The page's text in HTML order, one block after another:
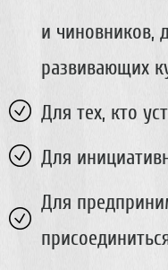
л
д
и
и
р
и чиновников,
развивающих
Для тех, кто
Для
Для